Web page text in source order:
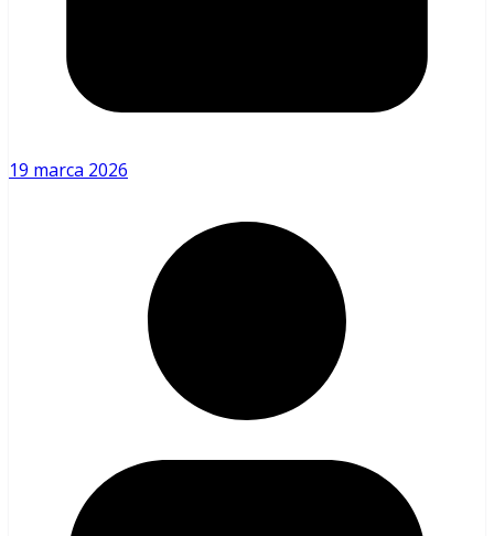
19 marca 2026